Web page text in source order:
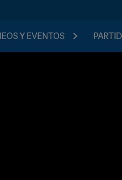
Y EVENTOS